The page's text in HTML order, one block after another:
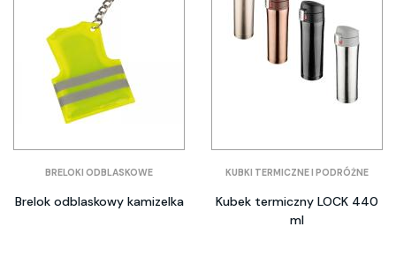
BRELOKI ODBLASKOWE
Brelok odblaskowy kamizelka
KUBKI TERMICZNE I PODRÓŻNE
Kubek termiczny LOCK 440
ml